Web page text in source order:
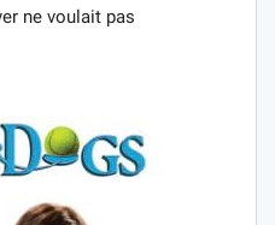
ne voulait pas